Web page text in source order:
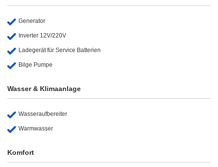
Generator
Inverter 12V/220V
Ladegerät für Service Batterien
Bilge Pumpe
Wasser & Klimaanlage
Wasseraufbereiter
Warmwasser
Komfort